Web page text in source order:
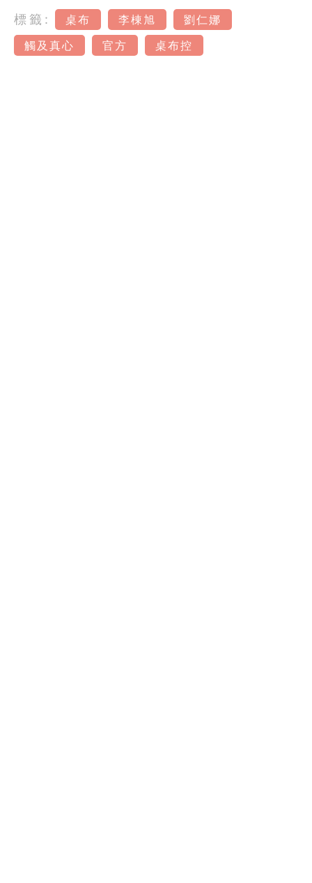
標籤: 桌布 李棟旭
劉仁娜
觸及真心
官方 桌布控